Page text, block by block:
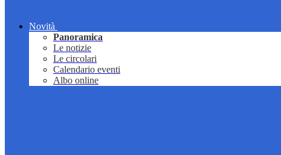
Novità
Panoramica
Le notizie
Le circolari
Calendario eventi
Albo online